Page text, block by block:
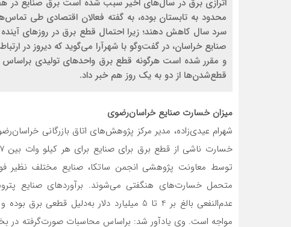
محدود به تابستان بوده، به گفته فعالان اقتصادی طی
سرد سال کاهش دهند؛ زیرا احتمال قطع برق در روزهای آینده
صنایع خراسان، در گفت‌و‌گو با شهرآرا می‌گوید که دیروز در
و مقرر شده است هرگونه قطع برق واحدهای تولیدی
قطع‌شدن‌ها از دو به یک روز هم خبر داد.
میزان خسارت صنایع خراسان‌رضوی
شهرام عیدی‌زاده، مدیر مرکز پژوهش‌های اتاق بازرگانی
توسط معاونت پژوهشی انجمن ساتکا، صنایع مختلف نظیر
متحمل خسارت‌های هنگفتی می‌شوند. برآوردهای صنایع